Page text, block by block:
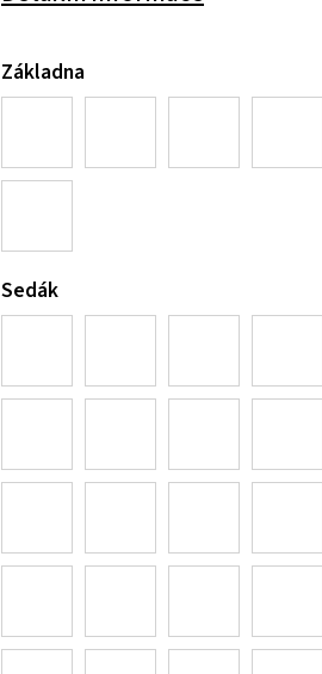
Základna
Sedák